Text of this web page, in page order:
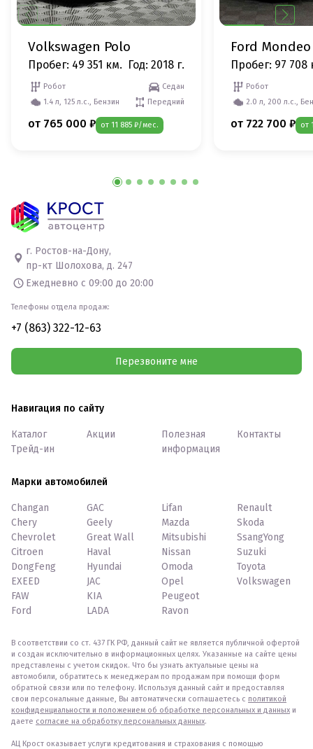
Volkswagen Polo
Пробег: 49 351 км. Год: 2018 г.
Робот
Седан
1.4 л, 125 л.с., Бензин
Передний
от 765 000 ₽ от 11 885 ₽/мес.
Ford Mondeo
Пробег: 97 708
Робот
2.0 л, 200 л.с.,
от 722 700 ₽ от
г. Ростов-на-Дону,
пр-кт Шолохова, д. 247
Ежедневно с 09:00 до 20:00
Телефоны отдела продаж:
+7 (863) 322-12-63
Перезвоните мне
Навигация по сайту
Каталог
Трейд-ин
Акции
Полезная
информация
Контакты
Марки автомобилей
Changan
Chery
Chevrolet
Citroen
DongFeng
EXEED
FAW
Ford
GAC
Geely
Great Wall
Haval
Hyundai
JAC
KIA
LADA
Lifan
Mazda
Mitsubishi
Nissan
Omoda
Opel
Peugeot
Ravon
Renault
Skoda
SsangYong
Suzuki
Toyota
Volkswagen
В соответствии со ст. 437 ГК РФ, данный сайт не является публичной офертой
и создан исключительно в информационных целях. Указанные на сайте цены
представлены с учетом скидок. Что бы узнать актуальные цены на
автомобили, обратитесь к менеджерам по продажам при помощи форм
обратной связи или по телефону. Используя данный сайт и предоставляя
свои персональные данные, Вы автоматически соглашаетесь с политикой
конфиденциальности и положением об обработке персональных и данных и
даете согласие на обработку персональных данных.
АЦ Крост оказывает услуги кредитования и страхования с помощью